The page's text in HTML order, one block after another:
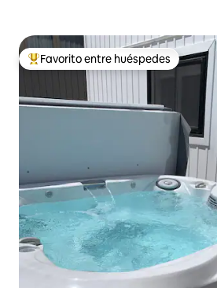
Favorito entre huéspedes preferido
Favorito entre huéspedes